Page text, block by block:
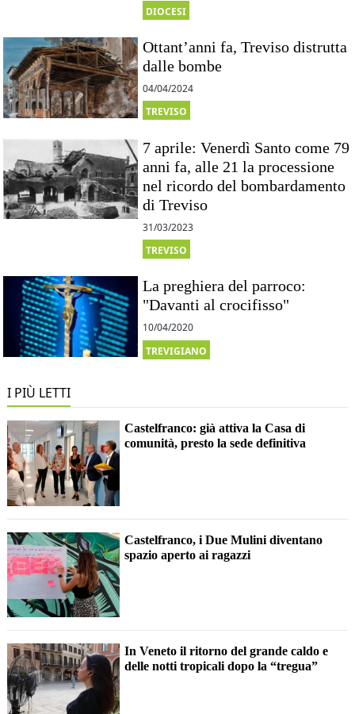
DIOCESI
Ottant’anni fa, Treviso distrutta
dalle bombe
04/04/2024
TREVISO
7 aprile: Venerdì Santo come 79
anni fa, alle 21 la processione
nel ricordo del bombardamento
di Treviso
31/03/2023
TREVISO
La preghiera del parroco:
"Davanti al crocifisso"
10/04/2020
TREVIGIANO
I PIÙ LETTI
Castelfranco: già attiva la Casa di
comunità, presto la sede definitiva
Castelfranco, i Due Mulini diventano
spazio aperto ai ragazzi
In Veneto il ritorno del grande caldo e
delle notti tropicali dopo la “tregua”